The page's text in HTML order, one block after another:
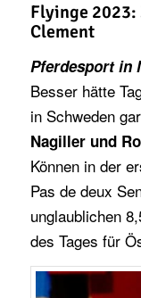
Flyinge
Clement
Pferdesport in
Besser hätte
in Schweden
Nagiller und
Können in der
Pas de deux
unglaublichen
des Tages für